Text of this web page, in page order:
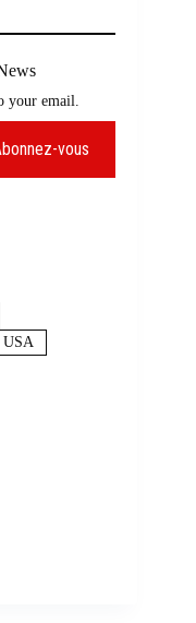
your email.
vous
USA